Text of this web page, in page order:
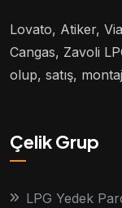
Lovato, Atiker,
Cangas, Zavoli
olup, satış,
Çelik Grup
LPG Yedek